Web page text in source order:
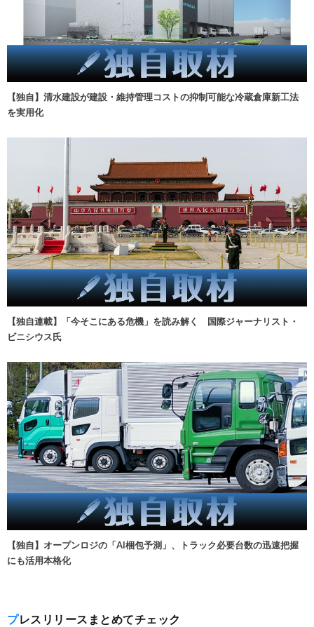
【独自】清水建設が建設・維持管理コストの抑制可能な冷蔵倉庫新工法
を実用化
【独自連載】「今そこにある危機」を読み解く 国際ジャーナリスト・
ビニシウス氏
【独自】オープンロジの「AI梱包予測」、トラック必要台数の迅速把握
にも活用本格化
プレスリリースまとめてチェック